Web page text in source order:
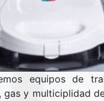
equipos de
gas y multiciplidad